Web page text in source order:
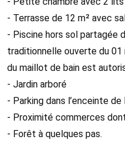
- Terrasse de 12 m² avec
- Piscine hors sol partagée
traditionnelle ouverte du 01
du maillot de bain est
- Jardin arboré
- Parking dans l’enceinte
- Proximité commerces
- Forêt à quelques pas.